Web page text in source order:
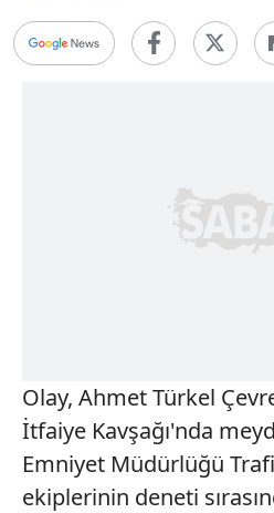
Olay, Ahmet Türkel
İtfaiye Kavşağı'nda
Emniyet Müdürlüğü
ekiplerinin deneti